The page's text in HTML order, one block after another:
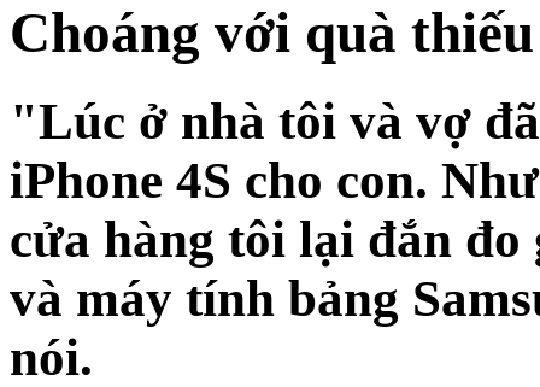
Choáng với quà
"Lúc ở nhà tôi và vợ
iPhone 4S cho con.
cửa hàng tôi lại đắn đo
và máy tính bảng
nói.